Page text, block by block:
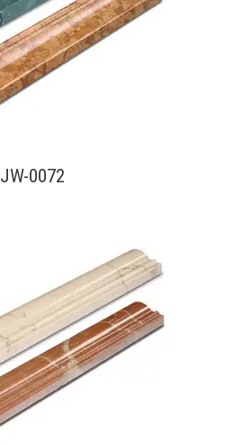
查看內容
JW-0072
查看內容